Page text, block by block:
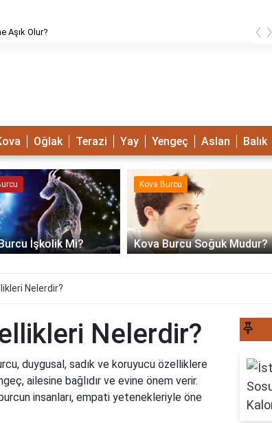
Aşık Olur? ‹ ›
Oğlak Terazi Yay Yengeç Aslan Balık
İşkolik Mi?
Kova Burcu
Kova Burcu Soğuk Mudur?
Nelerdir?
Nelerdir?
duygusal, sadık ve koruyucu özelliklere
ailesine bağlıdır ve evine önem verir.
insanları, empati yetenekleriyle öne